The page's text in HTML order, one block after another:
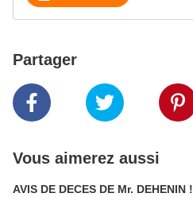
Partager
Vous aimerez aussi
AVIS DE DECES DE Mr. DEHENIN !